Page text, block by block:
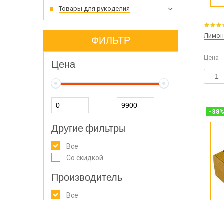
Товары для рукоделия
ФИЛЬТР
Цена
Другие фильтры
Все
Со скидкой
Производитель
Все
Цена
- 38%